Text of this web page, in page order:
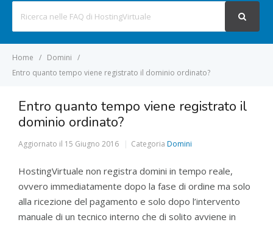
For
Home
Domini
Entro quanto tempo viene registrato il dominio ordinato?
Entro quanto tempo viene registrato il
dominio ordinato?
Aggiornato il 15 Giugno 2016 Categoria Domini
HostingVirtuale non registra domini in tempo reale,
ovvero immediatamente dopo la fase di ordine ma solo
alla ricezione del pagamento e solo dopo l’intervento
manuale di un tecnico interno che di solito avviene in